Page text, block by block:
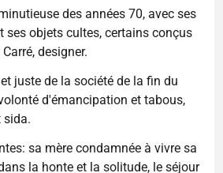
des années 70, avec ses
ses objets cultes, certains conçus
designer.
juste de la société de la fin du
d'émancipation et tabous,
sida.
sa mère condamnée à vivre sa
la honte et la solitude, le séjour